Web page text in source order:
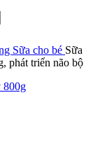
Sữa cho bé Sữa
phát triển não bộ